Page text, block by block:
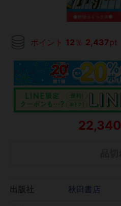
ポイント 12 ％ 2,437pt
22,340
秋田書店